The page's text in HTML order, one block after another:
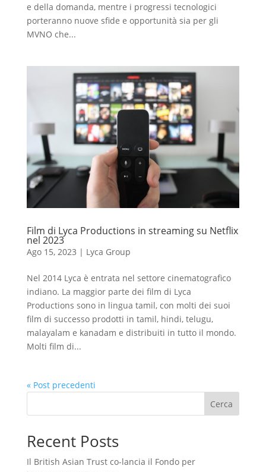
e della domanda, mentre i progressi tecnologici
porteranno nuove sfide e opportunità sia per gli
MVNO che...
Film di Lyca Productions in streaming su Netflix
nel 2023
Ago 15, 2023 | Lyca Group
Nel 2014 Lyca è entrata nel settore cinematografico
indiano. La maggior parte dei film di Lyca
Productions sono in lingua tamil, con molti dei suoi
film di successo prodotti in tamil, hindi, telugu,
malayalam e kanadam e distribuiti in tutto il mondo.
Molti film di...
« Post precedenti
Cerca
Recent Posts
Il British Asian Trust co-lancia il Fondo per